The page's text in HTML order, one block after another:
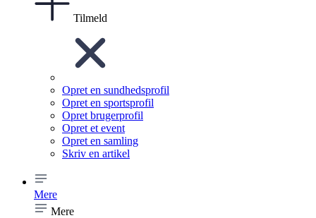
Tilmeld
Opret en sundhedsprofil
Opret en sportsprofil
Opret brugerprofil
Opret et event
Opret en samling
Skriv en artikel
Mere
Mere